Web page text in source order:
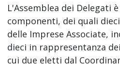
L'Assemblea dei Delegati
componenti, dei quali
delle Imprese Associate,
dieci in rappresentanza
cui due eletti dal